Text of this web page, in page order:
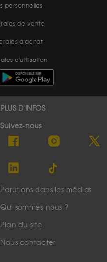
personnelles
de vente
d'achat
d'utilisation
PLUS D'INFOS
Suivez-nous
Parutions dans les médias
Qui sommes-nous ?
Plan du site
Nous contacter